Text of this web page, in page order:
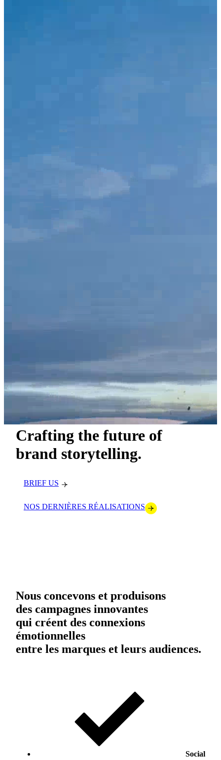
Crafting the future of
brand storytelling.
Nous concevons et produisons
des campagnes innovantes
qui créent des connexions
émotionnelles
entre les marques et leurs audiences.
BRIEF US
NOS DERNIÈRES RÉALISATIONS
Social